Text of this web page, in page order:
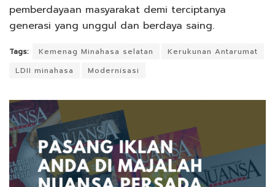
pemberdayaan masyarakat demi terciptanya
generasi yang unggul dan berdaya saing.
Tags: Kemenag Minahasa selatan
Kerukunan Antarumat
LDII minahasa
Modernisasi